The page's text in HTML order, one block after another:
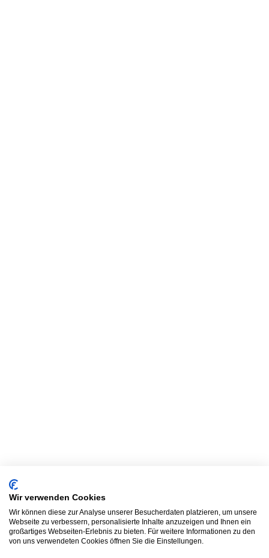
Wir verwenden Cookies
Wir können diese zur Analyse unserer Besucherdaten platzieren, um unsere
Webseite zu verbessern, personalisierte Inhalte anzuzeigen und Ihnen ein
großartiges Webseiten-Erlebnis zu bieten. Für weitere Informationen zu den
von uns verwendeten Cookies öffnen Sie die Einstellungen.